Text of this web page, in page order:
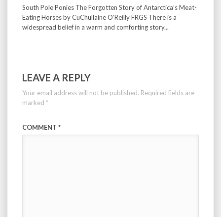
South Pole Ponies The Forgotten Story of Antarctica’s Meat-
Eating Horses by CuChullaine O’Reilly FRGS There is a
widespread belief in a warm and comforting story...
LEAVE A REPLY
Your email address will not be published. Required fields are
marked *
COMMENT *